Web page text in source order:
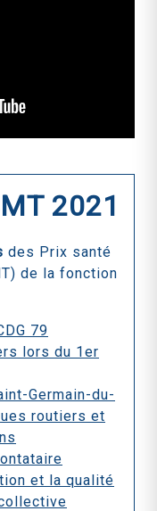
2021
des Prix santé
de la fonction
79
lors du 1er
Germain-du-
routiers et
et la qualité